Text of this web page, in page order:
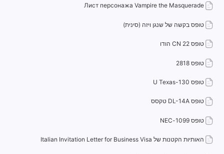
Лист персонажа Vampire the Masquerade
טופס בקשה של שנגן ויזה (סינית)
טופס CN 22 הודו
טופס 2818
טופס 130-U Texas
טופס DL-14A טקסס
טופס 1099-NEC
האותיות הקטנות של Italian Invitation Letter for Business Visa